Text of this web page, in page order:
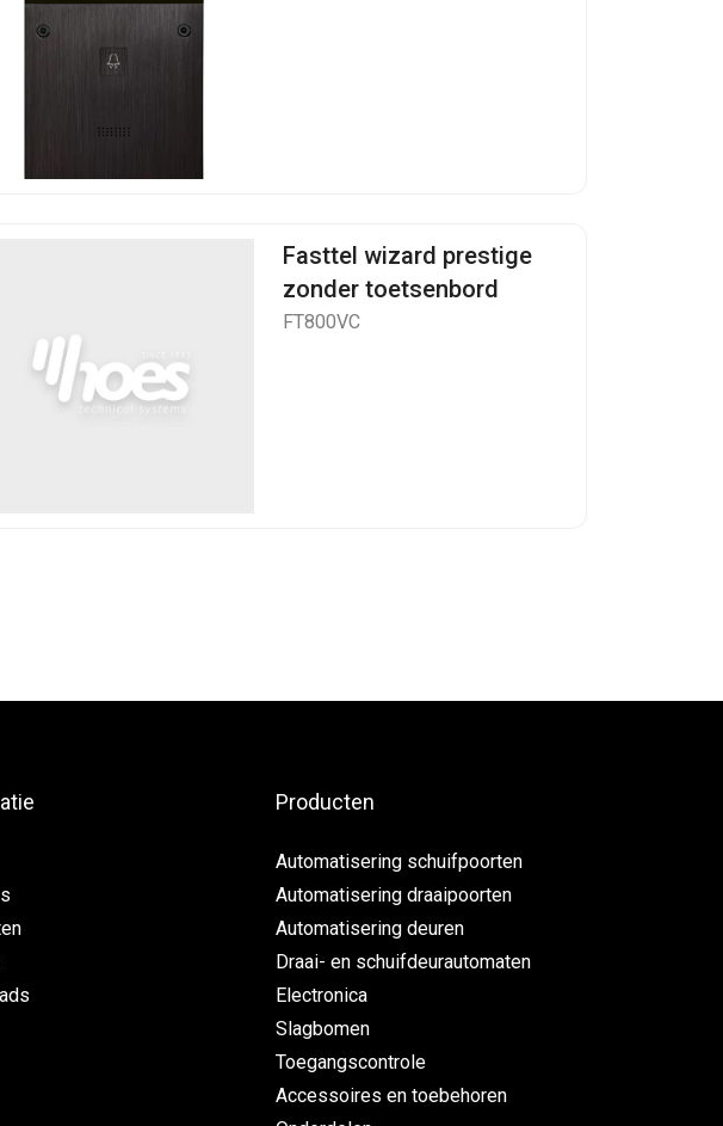
Fasttel wizard prestige
zonder toetsenbord
FT800VC
Producten
Automatisering schuifpoorten
Automatisering draaipoorten
Automatisering deuren
Draai- en schuifdeurautomaten
Electronica
Slagbomen
Toegangscontrole
Accessoires en toebehoren